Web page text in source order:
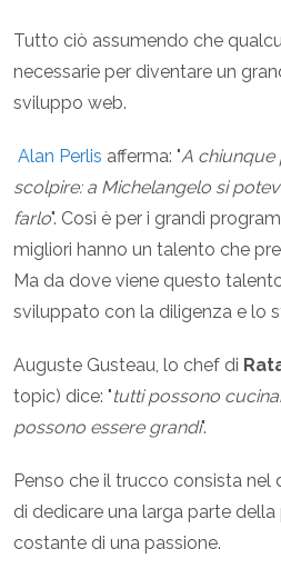
Tutto ciò assumendo che
necessarie per diventare un
sviluppo web.
Alan Perlis afferma: "A chiunque
scolpire: a Michelangelo si
farlo". Così è per i grandi
migliori hanno un talento che
Ma da dove viene questo
sviluppato con la diligenza e lo
Auguste Gusteau, lo chef di
topic) dice: "tutti possono
possono essere grandi".
Penso che il trucco consista
di dedicare una larga parte
costante di una passione.